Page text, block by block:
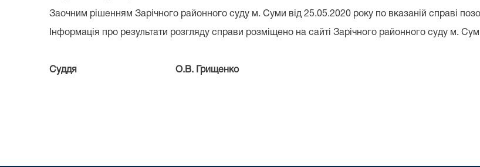
Заочним рішенням Зарічного районного суду м. Суми від 25.05.2020 року по вказаній справі
Інформація про результати розгляду справи розміщено на сайті Зарічного районного суду м.
Суддя О.В. Грищенко